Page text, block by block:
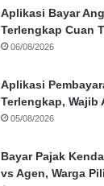
Aplikasi Bayar
Terlengkap Cuan
06/08/2026
Aplikasi
Terlengkap, Wajib
05/08/2026
Bayar Pajak
vs Agen, Warga